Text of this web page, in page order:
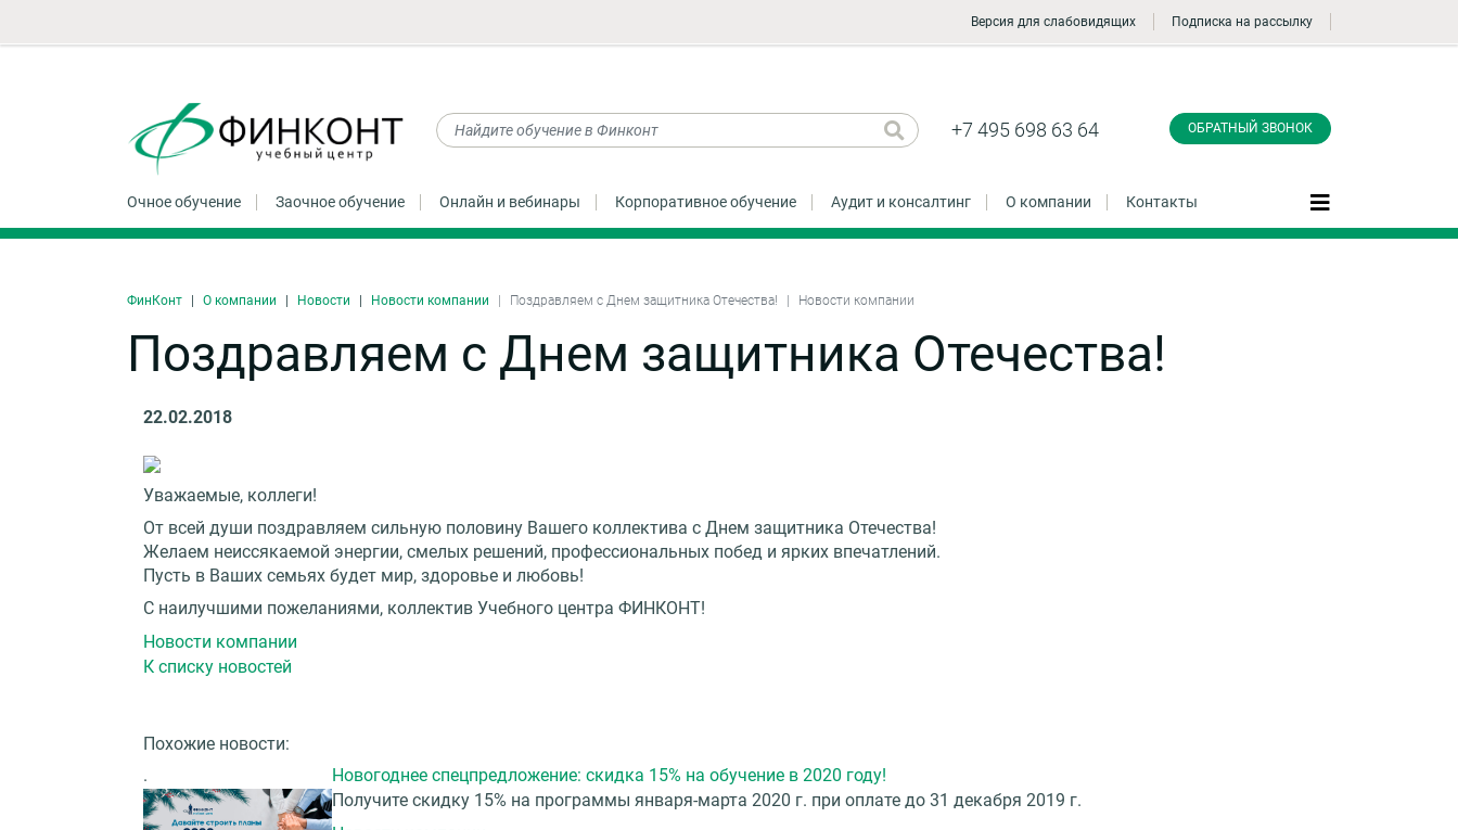
Версия для слабовидящих Подписка на рассылку
+7 495 698 63 64 ОБРАТНЫЙ ЗВОНОК
Очное обучение Заочное обучение Онлайн и вебинары Корпоративное обучение Аудит и консалтинг О компании Контакты
ФинКонт О компании Новости Новости компании Поздравляем с Днем защитника Отечества! Новости компании
Поздравляем с Днем защитника Отечества!
22.02.2018
Уважаемые, коллеги!
От всей души поздравляем сильную половину Вашего коллектива с Днем защитника Отечества!
Желаем неиссякаемой энергии, смелых решений, профессиональных побед и ярких впечатлений.
Пусть в Ваших семьях будет мир, здоровье и любовь!
С наилучшими пожеланиями, коллектив Учебного центра ФИНКОНТ!
Новости компании
К списку новостей
Похожие новости:
.
Новогоднее спецпредложение: скидка 15% на обучение в 2020 году!
Получите скидку 15% на программы января-марта 2020 г. при оплате до 31 декабря 2019 г.
звонок
данные и соглашаюсь с
конфиденциальности